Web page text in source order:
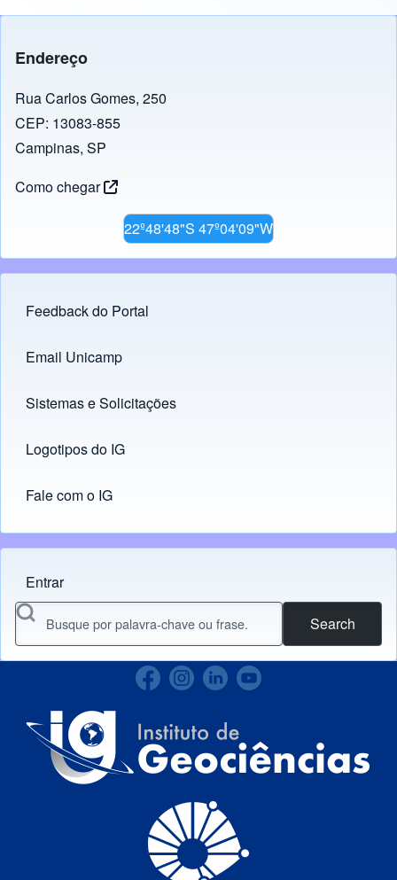
Endereço
Rua Carlos Gomes, 250
CEP: 13083-855
Campinas, SP
Como chegar
22º48'48"S 47º04'09"W
Footer menu
Feedback do Portal
Links
Email Unicamp
(opens in new tab)
Sistemas e Solicitações
(opens in new tab)
Logotipos do IG
(opens in new tab)
Fale com o IG
Menu do usuário
Entrar
Search